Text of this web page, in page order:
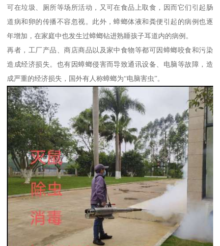
可在垃圾、厕所等场所活动，又可在食品上取食，因而它们引起肠
道病和卵的传播不容忽视。此外，蟑螂体液和粪便引起的病例也逐
年增加，在家庭中也发生过蟑螂钻进熟睡孩子耳道内的病例。
再者，工厂产品、商店商品以及家中食物等都可因蟑螂咬食和污染
造成经济损失。也有因蟑螂侵害而导致通讯设备、电脑等故障，造
成严重的经济损失，国外有人称蟑螂为“电脑害虫”。